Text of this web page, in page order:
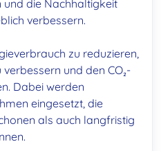
und die Nachhaltigkeit
verbessern.
zu reduzieren,
und den CO₂-
Dabei werden
eingesetzt, die
als auch langfristig